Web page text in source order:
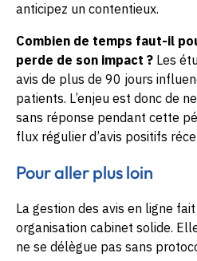
anticipez un contentieux.
Combien de temps faut-il
perde de son impact ? Les
avis de plus de 90 jours
patients. L’enjeu est donc de
sans réponse pendant cette
flux régulier d’avis positifs
Pour aller plus loin
La gestion des avis en ligne
organisation cabinet solide.
ne se délègue pas sans